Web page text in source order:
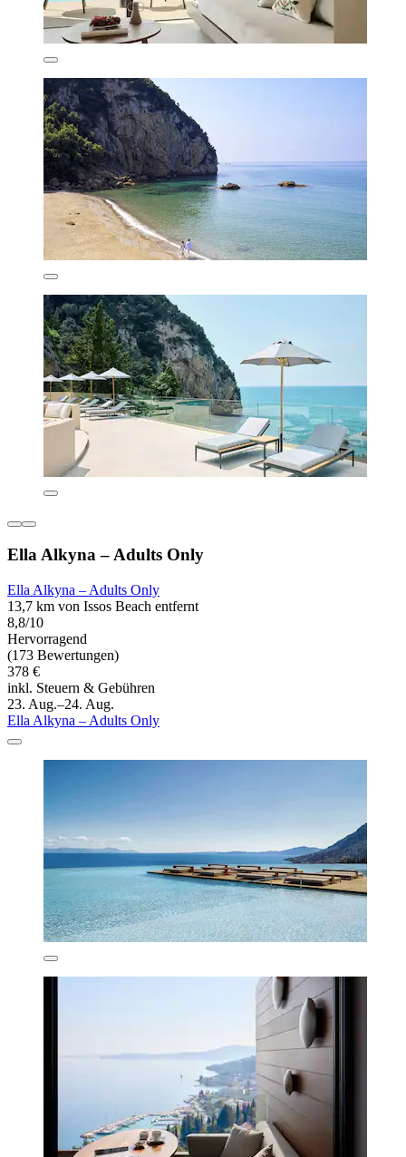
Ella Alkyna – Adults Only
Ella Alkyna – Adults Only
13,7 km von Issos Beach entfernt
8,8/10
Hervorragend
(173 Bewertungen)
378 €
inkl. Steuern & Gebühren
23. Aug.–24. Aug.
Ella Alkyna – Adults Only